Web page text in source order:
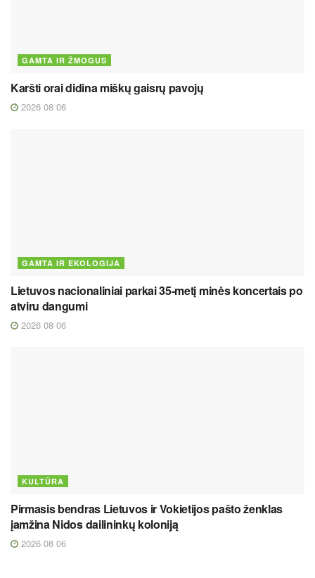
GAMTA IR ŽMOGUS
Karšti orai didina miškų gaisrų pavojų
2026 08 06
GAMTA IR EKOLOGIJA
Lietuvos nacionaliniai parkai 35-metį minės koncertais po
atviru dangumi
2026 08 06
KULTŪRA
Pirmasis bendras Lietuvos ir Vokietijos pašto ženklas
įamžina Nidos dailininkų koloniją
2026 08 06